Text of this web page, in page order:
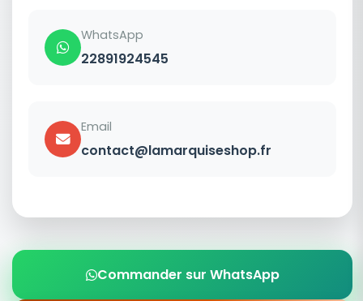
WhatsApp
22891924545
Email
contact@lamarquiseshop.fr
Commander sur WhatsApp